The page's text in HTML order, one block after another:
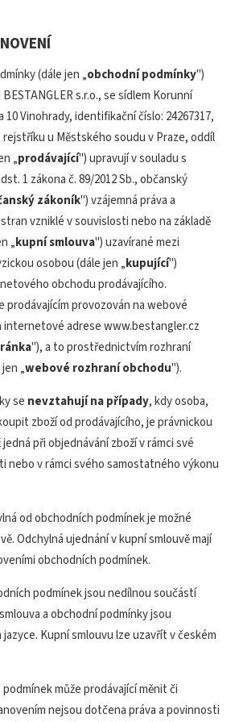
(dále jen „obchodní podmínky")
s.r.o., se sídlem Korunní
10 Vinohrady, identifikační číslo: 24267317,
u Městského soudu v Praze, oddíl
„prodávající") upravují v souladu s
1 zákona č. 89/2012 Sb., občanský
zákoník") vzájemná práva a
vzniklé v souvislosti nebo na základě
„kupní smlouva") uzavírané mezi
osobou (dále jen „kupující")
obchodu prodávajícího.
provozován na webové
adrese www.bestangler.cz
"), a to prostřednictvím rozhraní
„webové rozhraní obchodu").
se nevztahují na případy, kdy osoba,
zboží od prodávajícího, je právnickou
při objednávání zboží v rámci své
nebo v rámci svého samostatného výkonu
od obchodních podmínek je možné
Odchylná ujednání v kupní smlouvě mají
obchodních podmínek.
podmínek jsou nedílnou součástí
a obchodní podmínky jsou
Kupní smlouvu lze uzavřít v českém
může prodávající měnit či
nejsou dotčena práva a povinnosti